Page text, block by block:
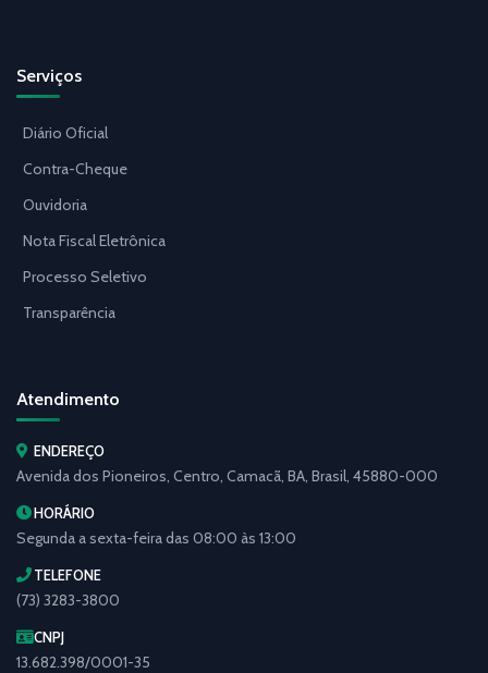
Serviços
Diário Oficial
Contra-Cheque
Ouvidoria
Nota Fiscal Eletrônica
Processo Seletivo
Transparência
Atendimento
ENDEREÇO
Avenida dos Pioneiros, Centro, Camacã, BA, Brasil, 45880-000
HORÁRIO
Segunda a sexta-feira das 08:00 às 13:00
TELEFONE
(73) 3283-3800
CNPJ
13.682.398/0001-35